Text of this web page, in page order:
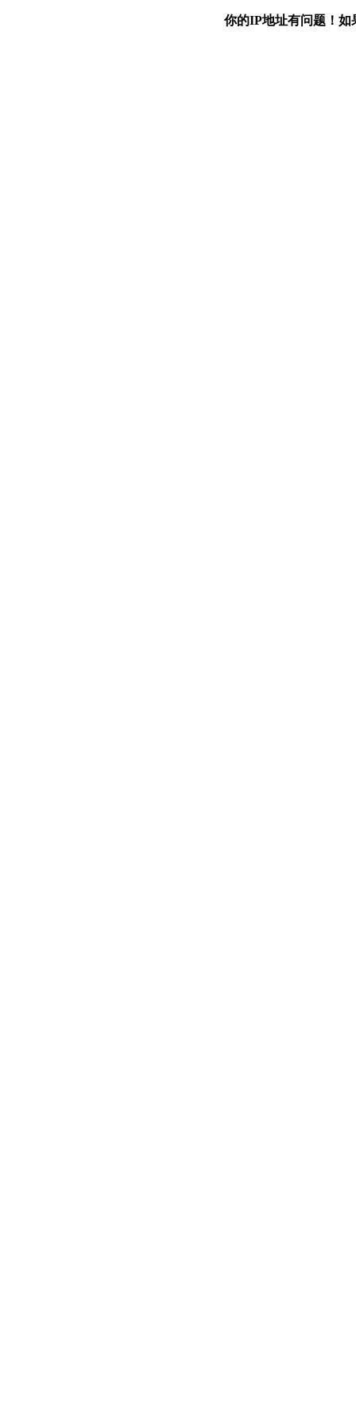
你的IP地址有问题！如